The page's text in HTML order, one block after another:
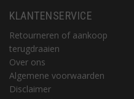
KLANTENSERVICE
Retourneren of aankoop
terugdraaien
Over ons
Algemene voorwaarden
Disclaimer